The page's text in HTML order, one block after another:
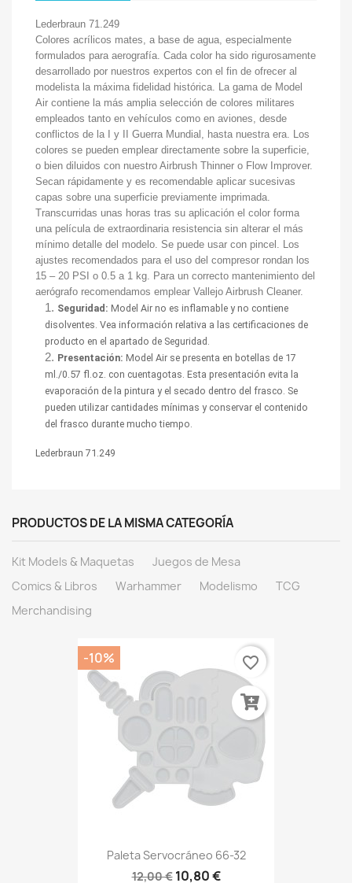
Lederbraun 71.249
Colores acrílicos mates, a base de agua, especialmente
formulados para aerografía. Cada color ha sido rigurosamente
desarrollado por nuestros expertos con el fin de ofrecer al
modelista la máxima fidelidad histórica. La gama de Model
Air contiene la más amplia selección de colores militares
empleados tanto en vehículos como en aviones, desde
conflictos de la I y II Guerra Mundial, hasta nuestra era. Los
colores se pueden emplear directamente sobre la superficie,
o bien diluidos con nuestro Airbrush Thinner o Flow Improver.
Secan rápidamente y es recomendable aplicar sucesivas
capas sobre una superficie previamente imprimada.
Transcurridas unas horas tras su aplicación el color forma
una película de extraordinaria resistencia sin alterar el más
mínimo detalle del modelo. Se puede usar con pincel. Los
ajustes recomendados para el uso del compresor rondan los
15 – 20 PSI o 0.5 a 1 kg. Para un correcto mantenimiento del
aerógrafo recomendamos emplear Vallejo Airbrush Cleaner.
Seguridad: Model Air no es inflamable y no contiene
disolventes. Vea información relativa a las certificaciones de
producto en el apartado de Seguridad.
Presentación: Model Air se presenta en botellas de 17
ml./0.57 fl.oz. con cuentagotas. Esta presentación evita la
evaporación de la pintura y el secado dentro del frasco. Se
pueden utilizar cantidades mínimas y conservar el contenido
del frasco durante mucho tiempo.
Lederbraun 71.249
PRODUCTOS DE LA MISMA CATEGORÍA
Kit Models & Maquetas
Juegos de Mesa
Comics & Libros
Warhammer Modelismo
TCG
Merchandising
Paleta Servocráneo 66-32
12,00 € 10,80 €
-10% favorite_border